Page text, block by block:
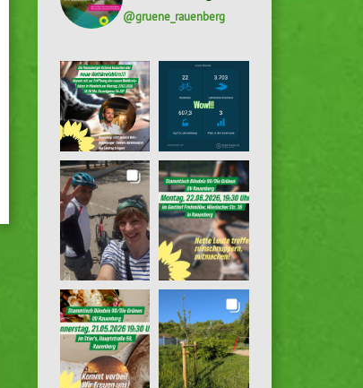
@gruene_rauenberg